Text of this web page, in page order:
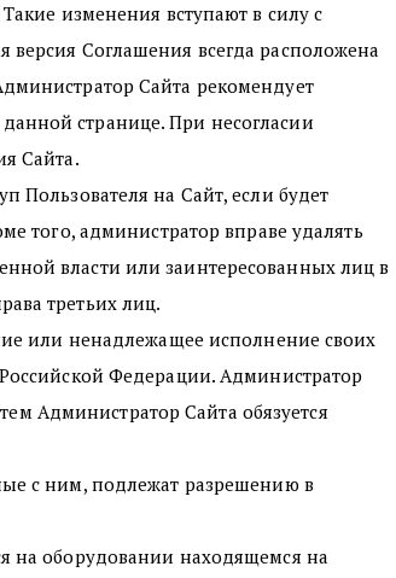
изменения вступают в силу с
Соглашения всегда расположена
Сайта рекомендует
странице. При несогласии
Сайта.
Пользователя на Сайт, если будет
того, администратор вправе удалять
власти или заинтересованных лиц в
третьих лиц.
или ненадлежащее исполнение своих
Федерации. Администратор
Администратор Сайта обязуется
с ним, подлежат разрешению в
на оборудовании находящемся на